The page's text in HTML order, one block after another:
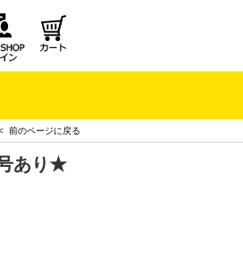
前のページに戻る
あり★